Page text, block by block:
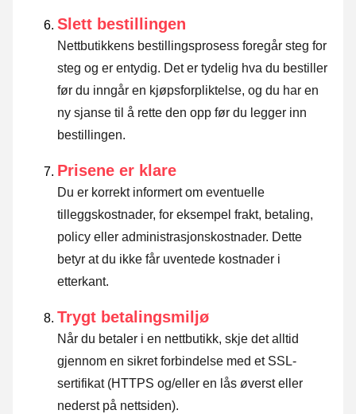
Slett bestillingen
Nettbutikkens bestillingsprosess foregår steg for
steg og er entydig. Det er tydelig hva du bestiller
før du inngår en kjøpsforpliktelse, og du har en
ny sjanse til å rette den opp før du legger inn
bestillingen.
Prisene er klare
Du er korrekt informert om eventuelle
tilleggskostnader, for eksempel frakt, betaling,
policy eller administrasjonskostnader. Dette
betyr at du ikke får uventede kostnader i
etterkant.
Trygt betalingsmiljø
Når du betaler i en nettbutikk, skje det alltid
gjennom en sikret forbindelse med et SSL-
sertifikat (HTTPS og/eller en lås øverst eller
nederst på nettsiden).